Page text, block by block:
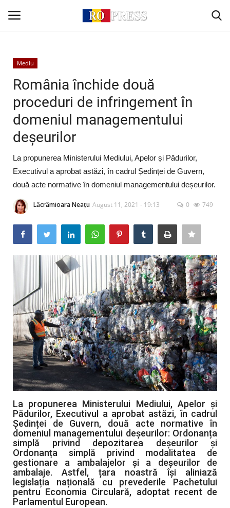
Conectare
Acasă
Intern
Extern
Politică
Socio-Economic
Monden
Sănătate
Turism
Mediu
România închide două
proceduri de infringement în
domeniul managementului
deșeurilor
La propunerea Ministerului Mediului, Apelor și Pădurilor,
Executivul a aprobat astăzi, în cadrul Ședinței de Guvern,
două acte normative în domeniul managementului deșeurilor.
Lăcrămioara Neațu August 11, 2021 - 19:13 0 749
La propunerea Ministerului Mediului, Apelor și
Pădurilor, Executivul a aprobat astăzi, în cadrul
Ședinței de Guvern, două acte normative în
domeniul managementului deșeurilor: Ordonanța
simplă privind depozitarea deșeurilor și
Ordonanța simplă privind modalitatea de
gestionare a ambalajelor și a deșeurilor de
ambalaje. Astfel, țara noastră își aliniază
legislația națională cu prevederile Pachetului
pentru Economia Circulară, adoptat recent de
Parlamentul European.